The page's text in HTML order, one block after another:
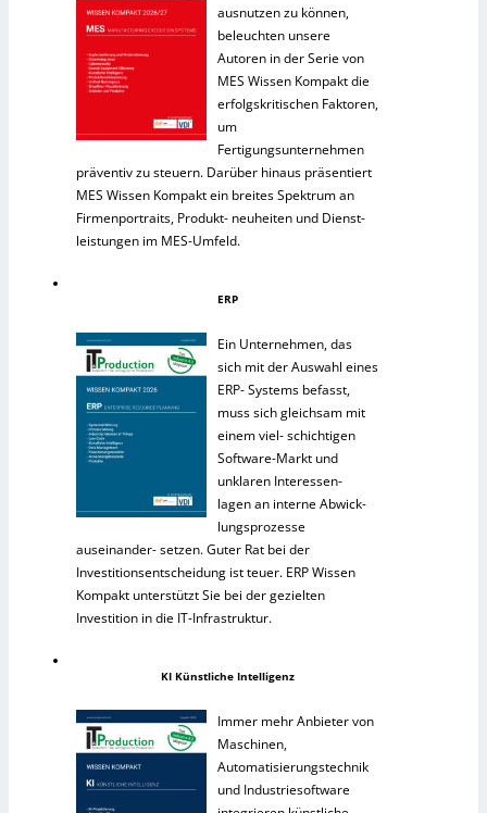
ausnutzen zu können,
beleuchten unsere
Autoren in der Serie von
MES Wissen Kompakt die
erfolgskritischen Faktoren,
um
Fertigungsunternehmen
präventiv zu steuern. Darüber hinaus präsentiert
MES Wissen Kompakt ein breites Spektrum an
Firmenportraits, Produkt- neuheiten und Dienst-
leistungen im MES-Umfeld.
ERP
Ein Unternehmen, das
sich mit der Auswahl eines
ERP- Systems befasst,
muss sich gleichsam mit
einem viel- schichtigen
Software-Markt und
unklaren Interessen-
lagen an interne Abwick-
lungsprozesse
auseinander- setzen. Guter Rat bei der
Investitionsentscheidung ist teuer. ERP Wissen
Kompakt unterstützt Sie bei der gezielten
Investition in die IT-Infrastruktur.
KI Künstliche Intelligenz
Immer mehr Anbieter von
Maschinen,
Automatisierungstechnik
und Industriesoftware